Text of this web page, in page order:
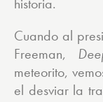
historia.
Cuando al
Freeman,
meteorito,
el desviar la